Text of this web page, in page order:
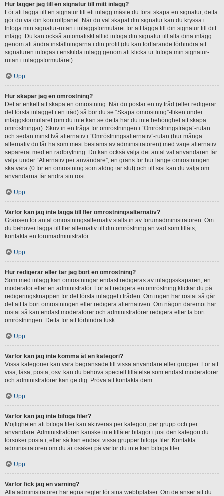
Hur lägger jag till en signatur till mitt inlägg?
För att lägga till en signatur till ett inlägg måste du först skapa en signatur, detta
gör du via din kontrollpanel. När du väl skapat din signatur kan du kryssa i
Infoga min signatur-rutan i inläggsformuläret för att lägga till din signatur till ditt
inlägg. Du kan också automatiskt alltid infoga din signatur till alla dina inlägg
genom att ändra inställningarna i din profil (du kan fortfarande förhindra att
signaturen infogas i enskilda inlägg genom att klicka ur Infoga min signatur-
rutan i inläggsformuläret).
Upp
Hur skapar jag en omröstning?
Det är enkelt att skapa en omröstning. När du postar en ny tråd (eller redigerar
det första inlägget i en tråd) så bör du se “Skapa omröstning”-fliken under
inläggsformuläret (om du inte kan se detta har du inte behörighet att skapa
omröstningar). Skriv in en fråga för omröstningen i “Omröstningsfråga”-rutan
och sedan minst två alternativ i “Omröstningsalternativ”-rutan (hur många
alternativ du får ha som mest bestäms av administratören) med varje alternativ
separerat med en radbrytning. Du kan också välja det antal val användaren får
välja under “Alternativ per användare”, en gräns för hur länge omröstningen
ska vara (0 för en omröstning som aldrig tar slut) och till sist kan du välja om
användarna får ändra sin röst.
Upp
Varför kan jag inte lägga till fler omröstningsalternativ?
Gränsen för antal omröstningsalternativ ställs in av forumadministratören. Om
du behöver lägga till fler alternativ till din omröstning än vad som tillåts,
kontakta en forumadministratör.
Upp
Hur redigerar eller tar jag bort en omröstning?
Som med inlägg kan omröstningar endast redigeras av inläggsskaparen, en
moderator eller en administratör. För att redigera en omröstning klickar du på
redigeringsknappen för det första inlägget i tråden. Om ingen har röstat så går
det att ta bort omröstningen eller redigera alternativen. Om någon däremot har
röstat så kan endast moderatorer och administratörer redigera eller ta bort
omröstningen. Detta för att förhindra fusk.
Upp
Varför kan jag inte komma åt en kategori?
Vissa kategorier kan vara begränsade till vissa användare eller grupper. För att
visa, läsa, posta, osv. kan du behöva speciell tillåtelse som endast moderatorer
och administratörer kan ge dig. Pröva att kontakta dem.
Upp
Varför kan jag inte bifoga filer?
Möjligheten att bifoga filer kan aktiveras per kategori, per grupp och per
användare. Administratören kanske inte tillåter bilagor i just den kategori du
försöker posta i, eller så kan endast vissa grupper bifoga filer. Kontakta
administratören om du är osäker på varför du inte kan bifoga filer.
Upp
Varför fick jag en varning?
Alla administratörer har egna regler för sina webbplatser. Om de anser att du